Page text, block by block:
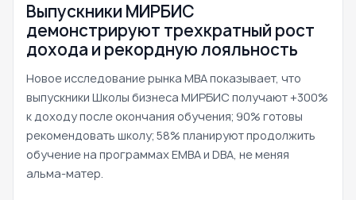
Выпускники МИРБИС
демонстрируют трехкратный рост
дохода и рекордную лояльность
Новое исследование рынка MBA показывает, что
выпускники Школы бизнеса МИРБИС получают +300%
к доходу после окончания обучения; 90% готовы
рекомендовать школу; 58% планируют продолжить
обучение на программах EMBA и DBA, не меняя
альма-матер.